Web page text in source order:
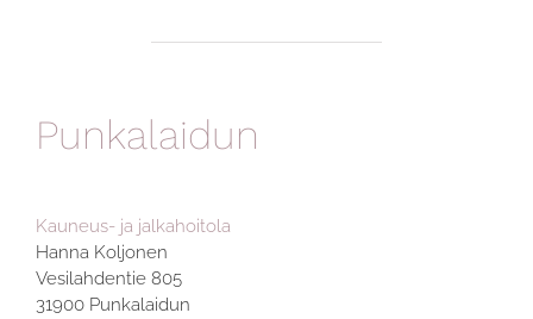
Punkalaidun
Kauneus- ja jalkahoitola
Hanna Koljonen
Vesilahdentie 805
31900 Punkalaidun